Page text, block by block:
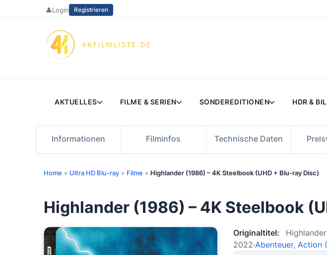
👤Login Registrieren
AKTUELLES FILME & SERIEN SONDEREDITIONEN HDR &
Informationen Filminfos Technische Daten
Home » Ultra HD Blu-ray » Filme » Highlander (1986) – 4K Steelbook (UHD + Blu-ray Disc)
Highlander (1986) – 4K Steelbook
Originaltitel:
Highlander
2022·Abenteuer, Action